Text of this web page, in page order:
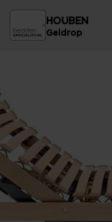
HOUBEN
Geldrop